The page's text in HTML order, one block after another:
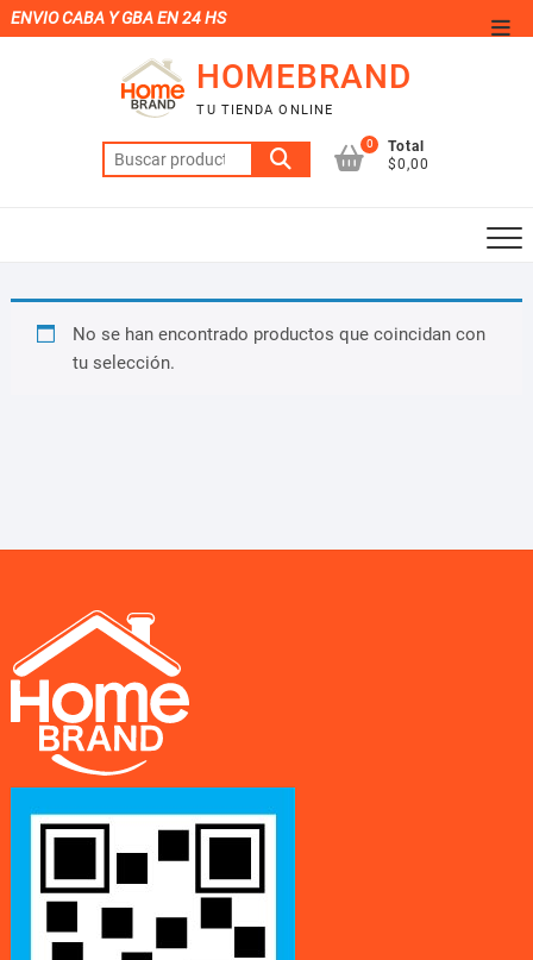
Saltar
al
ENVIO CABA Y GBA EN 24 HS
HOMEBRAND
TU TIENDA ONLINE
Buscar
por:
0
Total
$0,00
No se han encontrado productos que coincidan con
tu selección.